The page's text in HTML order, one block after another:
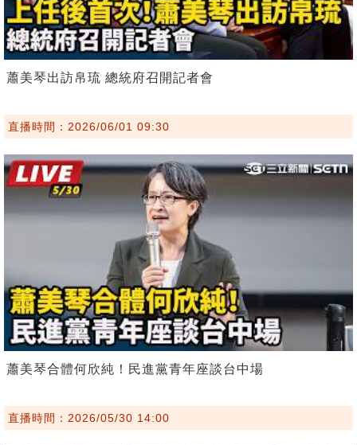
蕭美琴出訪帛琉 總統府召開記者會
直播時間：2026/06/01 09:30
蕭美琴合體何欣純！民進黨青年座談台中場
直播時間：2026/05/30 14:00